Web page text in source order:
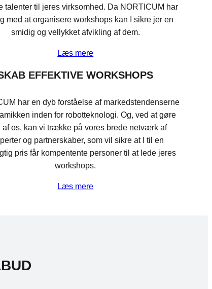
talenter til jeres virksomhed. Da NORTICUM har
med at organisere workshops kan I sikre jer en
smidig og vellykket afvikling af dem.
Læs mere
EFFEKTIVE WORKSHOPS
har en dyb forståelse af markedstendenserne
inden for robotteknologi. Og, ved at gøre
af os, kan vi trække på vores brede netværk af
og partnerskaber, som vil sikre at I til en
pris får kompentente personer til at lede jeres
workshops.
Læs mere